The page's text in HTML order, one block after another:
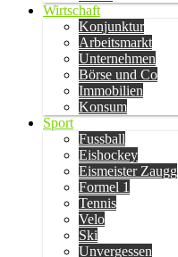
Wirtschaft
Konjunktur
Arbeitsmarkt
Unternehmen
Börse und Co
Immobilien
Konsum
Sport
Fussball
Eishockey
Eismeister Zaugg
Formel 1
Tennis
Velo
Ski
Unvergessen